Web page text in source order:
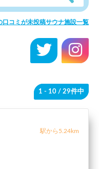
口コミが未投稿サウナ施設一覧
1 - 10 / 29件中
駅から5.24km